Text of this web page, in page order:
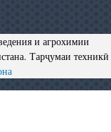
и агрохимии
Тарҷумаи техникӣ